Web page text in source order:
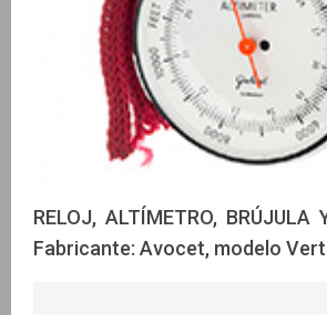
RELOJ, ALTÍMETRO, BRÚJULA
Fabricante: Avocet, modelo